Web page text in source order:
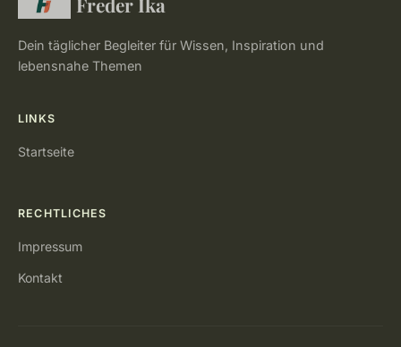
Dein täglicher Begleiter für Wissen, Inspiration und
lebensnahe Themen
LINKS
Startseite
RECHTLICHES
Impressum
Kontakt